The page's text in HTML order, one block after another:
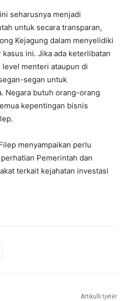
seharusnya menjadi
untuk secara transparan,
Kejagung dalam menyelidiki
ini. Jika ada keterlibatan
menteri ataupun di
segan untuk
Negara butuh orang-orang
kepentingan bisnis
menyampaikan perlu
Pemerintah dan
terkait kejahatan investasi
Artikulli tjetër